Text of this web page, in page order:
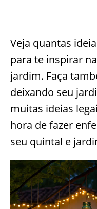
Veja quantas
para te inspirar
jardim. Faça
deixando seu
muitas ideias
hora de fazer
seu quintal e